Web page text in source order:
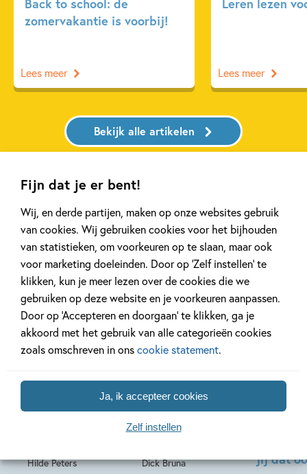
Fijn dat je er bent!
Wij, en derde partijen, maken op onze websites gebruik
van cookies. Wij gebruiken cookies voor het bijhouden
van statistieken, om voorkeuren op te slaan, maar ook
voor marketing doeleinden. Door op ‘Zelf instellen’ te
klikken, kun je meer lezen over de cookies die we
gebruiken op deze website en je voorkeuren aanpassen.
Door op ‘Accepteren en doorgaan’ te klikken, ga je
akkoord met het gebruik van alle categorieën cookies
zoals omschreven in onscookie statement.
Ja, ik accepteer cookies
Zelf instellen
zomervakantie is voorbij!
Lees meer Lees meer
Bekijk alle artikelen
Bekijk ook eens
19-08-2026
Hilde Peters
16,99
18-08-2026
nijntjes
Dick Bruna
18,50
17-08-2026
jij dat
12,99
Hardcover